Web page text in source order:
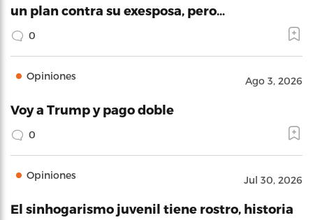
un plan contra su exesposa, pero…
0
Opiniones Ago 3, 2026
Voy a Trump y pago doble
0
Opiniones Jul 30, 2026
El sinhogarismo juvenil tiene rostro, historia